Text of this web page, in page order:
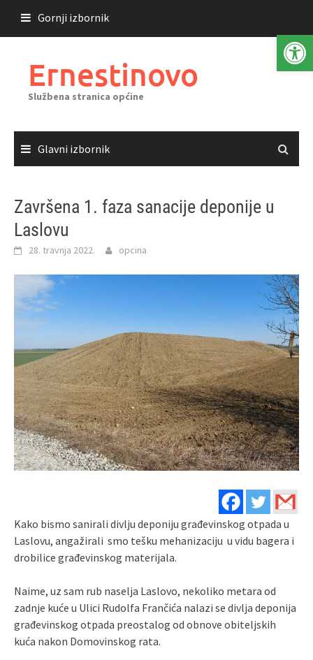
sadržaja
Gornji izbornik
Ernestinovo
Službena stranica općine
Glavni izbornik
Završena 1. faza sanacije deponije u
Laslovu
28. travnja 2022. opcina
Kako bismo sanirali divlju deponiju građevinskog otpada u
Laslovu, angažirali smo tešku mehanizaciju u vidu bagera i
drobilice građevinskog materijala.
Naime, uz sam rub naselja Laslovo, nekoliko metara od
zadnje kuće u Ulici Rudolfa Frančića nalazi se divlja deponija
građevinskog otpada preostalog od obnove obiteljskih
kuća nakon Domovinskog rata.